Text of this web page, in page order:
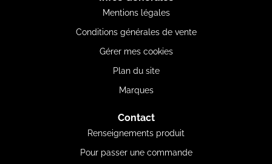
Mentions légales
Conditions générales de vente
Gérer mes cookies
Plan du site
Marques
Contact
Renseignements produit
Pour passer une commande